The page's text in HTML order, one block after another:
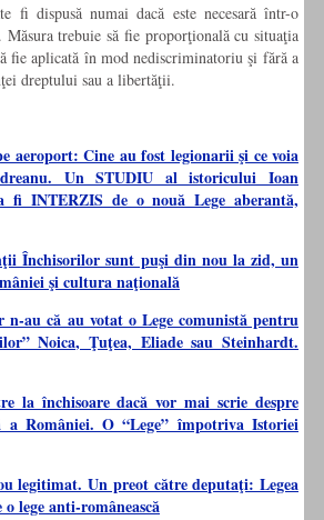
fi dispusă numai dacă este necesară într-o
Măsura trebuie să fie proporţională cu situaţia
fie aplicată în mod nediscriminatoriu şi fără a
dreptului sau a libertăţii.
aeroport: Cine au fost legionarii şi ce voia
Un STUDIU al istoricului Ioan
fi INTERZIS de o nouă Lege aberantă,
Închisorilor sunt puşi din nou la zid, un
şi cultura naţională
n-au că au votat o Lege comunistă pentru
Noica, Ţuţea, Eliade sau Steinhardt.
la închisoare dacă vor mai scrie despre
a României. O “Lege” împotriva Istoriei
legitimat. Un preot către deputaţi: Legea
lege anti-românească